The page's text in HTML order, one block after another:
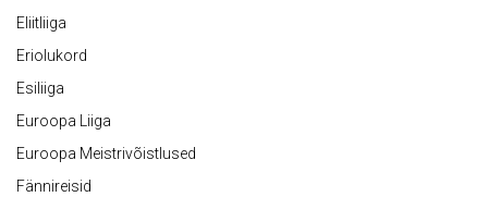
Eliitliiga
Eriolukord
Esiliiga
Euroopa Liiga
Euroopa Meistrivõistlused
Fännireisid